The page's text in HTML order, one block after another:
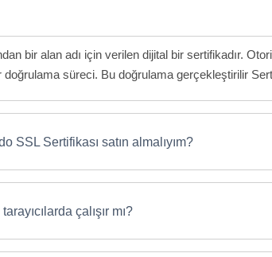
bir alan adı için verilen dijital bir sertifikadır.
süreci. Bu doğrulama gerçekleştirilir
SSL Sertifikası satın almalıyım?
çalışır mı?